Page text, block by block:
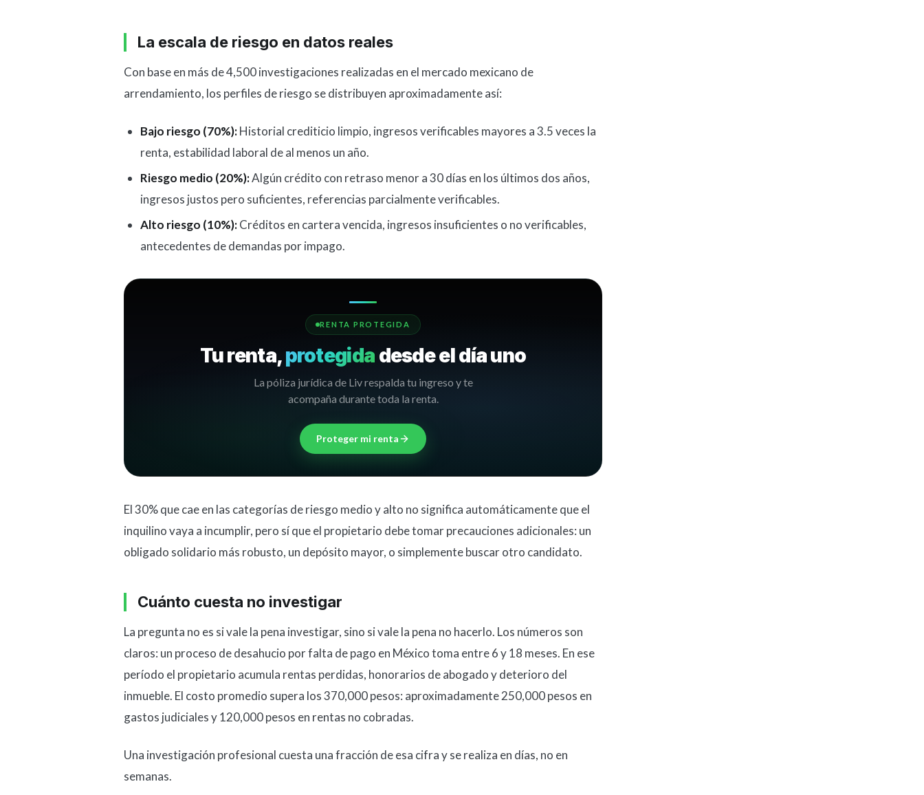
La escala de riesgo en datos reales
Con base en más de 4,500 investigaciones realizadas en el mercado mexicano de
arrendamiento, los perfiles de riesgo se distribuyen aproximadamente así:
Bajo riesgo (70%):Historial crediticio limpio, ingresos verificables mayores a 3.5 veces la
renta, estabilidad laboral de al menos un año.
Riesgo medio (20%):Algún crédito con retraso menor a 30 días en los últimos dos años,
ingresos justos pero suficientes, referencias parcialmente verificables.
Alto riesgo (10%):Créditos en cartera vencida, ingresos insuficientes o no verificables,
antecedentes de demandas por impago.
RENTA PROTEGIDA
Tu renta,protegida desde el día uno
La póliza jurídica de Liv respalda tu ingreso y te
acompaña durante toda la renta.
Proteger mi renta
El 30% que cae en las categorías de riesgo medio y alto no significa automáticamente que el
inquilino vaya a incumplir, pero sí que el propietario debe tomar precauciones adicionales: un
obligado solidario más robusto, un depósito mayor, o simplemente buscar otro candidato.
Cuánto cuesta no investigar
La pregunta no es si vale la pena investigar, sino si vale la pena no hacerlo. Los números son
claros: un proceso de desahucio por falta de pago en México toma entre 6 y 18 meses. En ese
período el propietario acumula rentas perdidas, honorarios de abogado y deterioro del
inmueble. El costo promedio supera los 370,000 pesos: aproximadamente 250,000 pesos en
gastos judiciales y 120,000 pesos en rentas no cobradas.
Una investigación profesional cuesta una fracción de esa cifra y se realiza en días, no en
semanas.